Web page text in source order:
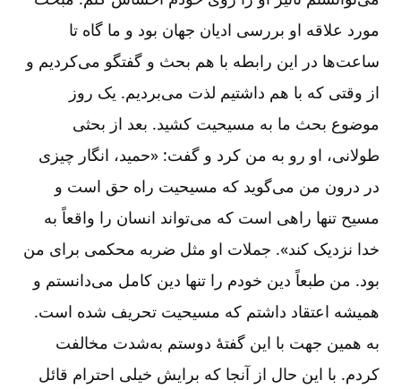
مورد علاقه او بررسی ادیان جهان بود و ما گاه تا
ساعت‌ها در این رابطه با هم بحث و گفتگو می‌کردیم و
از وقتی که با هم داشتیم لذت می‌بردیم. یک روز
موضوع بحث ما به مسیحیت کشید. بعد از بحثی
طولانی، او رو به من کرد و گفت: «حمید، انگار چیزی
در درون من می‌گوید که مسیحیت راه حق است و
مسیح تنها راهی است که می‌تواند انسان را واقعاً به
خدا نزدیک کند». جملات او مثل ضربه محکمی برای من
بود. من طبعاً دین خودم را تنها دین کامل می‌دانستم و
همیشه اعتقاد داشتم که مسیحیت تحریف شده است.
به همین جهت با این گفتۀ دوستم به‌شدت مخالفت
کردم. با این حال از آنجا که برایش خیلی احترام قائل